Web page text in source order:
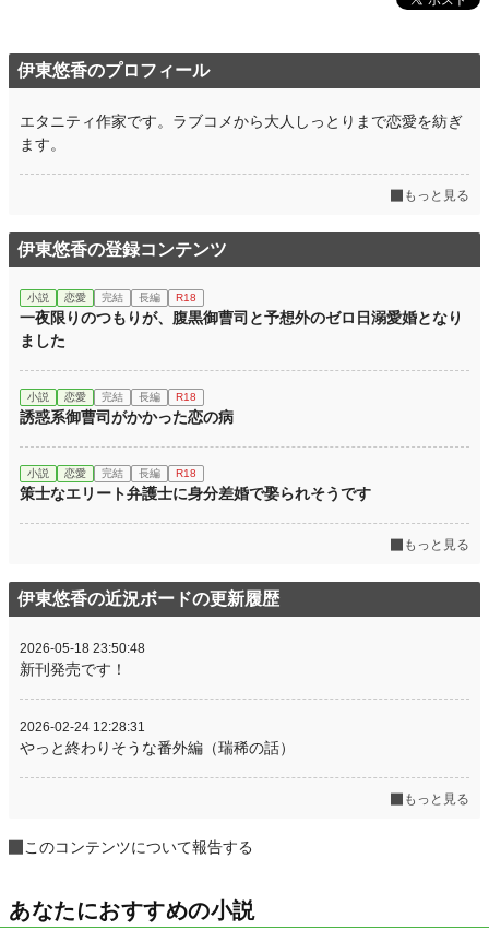
週間ポイント 7 pt (78,785 位)
月間ポイント 21 pt (99,984 位)
伊東悠香のプロフィール
エタニティ作家です。ラブコメから大人しっとりまで恋愛を紡ぎ
ます。
もっと見る
伊東悠香の登録コンテンツ
小説 恋愛 完結 長編 R18
一夜限りのつもりが、腹黒御曹司と予想外のゼロ日溺愛婚となり
ました
小説 恋愛 完結 長編 R18
誘惑系御曹司がかかった恋の病
小説 恋愛 完結 長編 R18
策士なエリート弁護士に身分差婚で娶られそうです
もっと見る
伊東悠香の近況ボードの更新履歴
2026-05-18 23:50:48
新刊発売です！
2026-02-24 12:28:31
やっと終わりそうな番外編（瑞稀の話）
もっと見る
このコンテンツについて報告する
あなたにおすすめの小説